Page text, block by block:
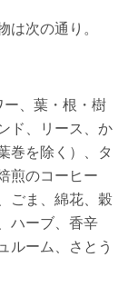
次の通り。
、葉・根・樹
ド、リース、か
巻を除く）、タ
煎のコーヒー
ごま、綿花、穀
ハーブ、香辛
ルーム、さとう